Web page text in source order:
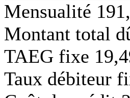
Mensualité
Montant total
TAEG fixe
Taux débiteur